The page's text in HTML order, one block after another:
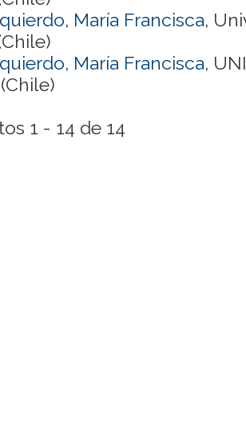
María Francisca,
María Francisca,
1 - 14 de 14